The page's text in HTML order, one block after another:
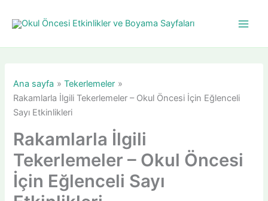
atla
Ana sayfa
Tekerlemeler
Rakamlarla İlgili Tekerlemeler – Okul Öncesi İçin Eğlenceli
Sayı Etkinlikleri
Rakamlarla İlgili
Tekerlemeler – Okul Öncesi
İçin Eğlenceli Sayı